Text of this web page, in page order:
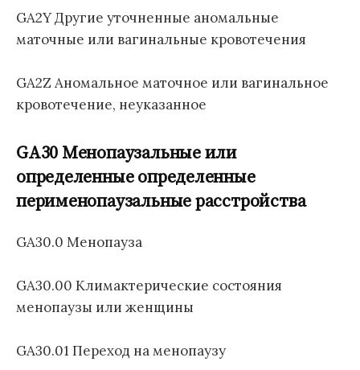
GA2Y Другие уточненные аномальные
маточные или вагинальные кровотечения
GA2Z Аномальное маточное или вагинальное
кровотечение, неуказанное
GA30 Менопаузальные или
определенные определенные
перименопаузальные расстройства
GA30.0 Менопауза
GA30.00 Климактерические состояния
менопаузы или женщины
GA30.01 Переход на менопаузу